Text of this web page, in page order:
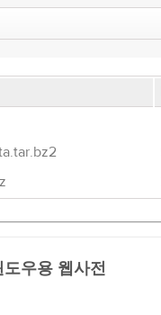
우용 웹사전